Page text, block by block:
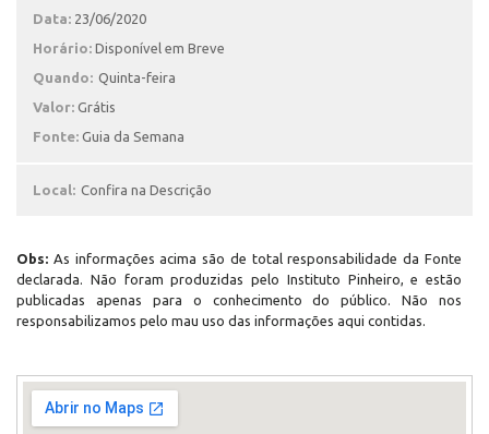
Data: 23/06/2020
Horário: Disponível em Breve
Quando: Quinta-feira
Valor: Grátis
Fonte: Guia da Semana
Local: Confira na Descrição
Obs: As informações acima são de total responsabilidade da Fonte
declarada. Não foram produzidas pelo Instituto Pinheiro, e estão
publicadas apenas para o conhecimento do público. Não nos
responsabilizamos pelo mau uso das informações aqui contidas.